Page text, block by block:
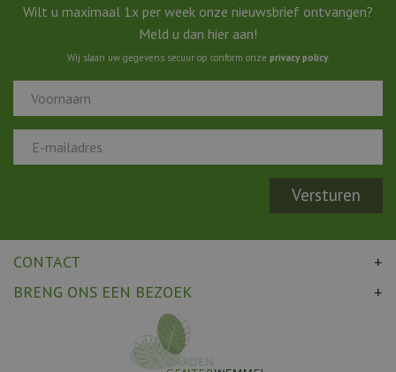
Wilt u maximaal 1x per week onze nieuwsbrief ontvangen?
Meld u dan hier aan!
Wij slaan uw gegevens secuur op conform onze privacy policy.
CONTACT
BRENG ONS EEN BEZOEK